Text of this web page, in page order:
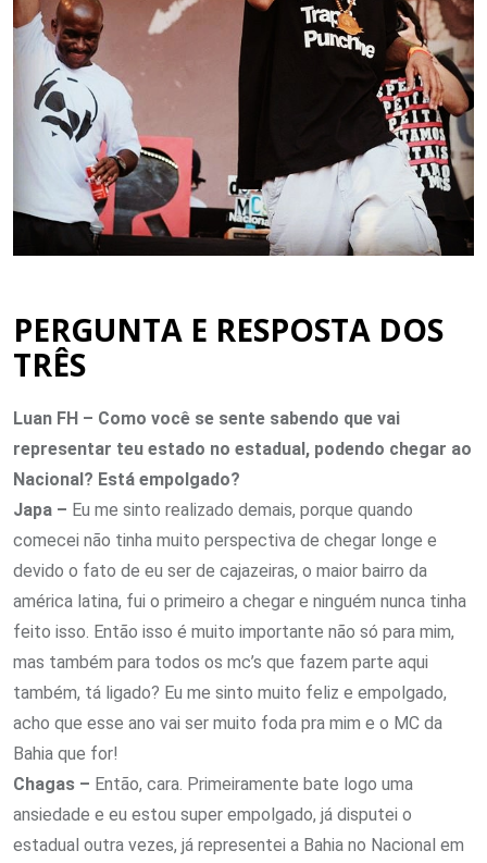
PERGUNTA E RESPOSTA DOS
TRÊS
Luan FH – Como você se sente sabendo que vai
representar teu estado no estadual, podendo chegar ao
Nacional? Está empolgado?
Japa – Eu me sinto realizado demais, porque quando
comecei não tinha muito perspectiva de chegar longe e
devido o fato de eu ser de cajazeiras, o maior bairro da
américa latina, fui o primeiro a chegar e ninguém nunca tinha
feito isso. Então isso é muito importante não só para mim,
mas também para todos os mc’s que fazem parte aqui
também, tá ligado? Eu me sinto muito feliz e empolgado,
acho que esse ano vai ser muito foda pra mim e o MC da
Bahia que for!
Chagas – Então, cara. Primeiramente bate logo uma
ansiedade e eu estou super empolgado, já disputei o
estadual outra vezes, já representei a Bahia no Nacional em